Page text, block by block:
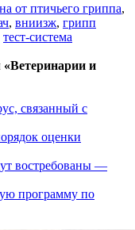
от птичьего гриппа,
, вниизж, грипп
тест-система
и
связанный с
оценки
востребованы —
программу по